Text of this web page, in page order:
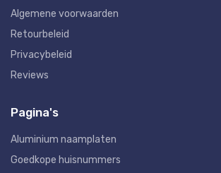
Algemene voorwaarden
Retourbeleid
Privacybeleid
Reviews
Pagina's
Aluminium naamplaten
Goedkope huisnummers